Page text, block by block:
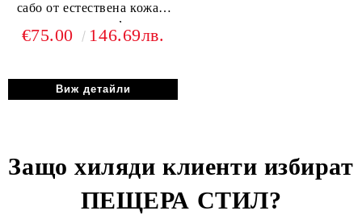
сабо от естествена кожа в
карамелено кафяво с
елегантен силует
€75.00 146.69лв.
Виж детайли
Защо хиляди клиенти избират
ПЕЩЕРА СТИЛ?